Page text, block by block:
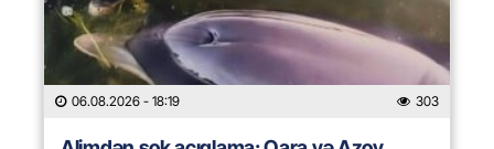
06.08.2026 - 18:19 303